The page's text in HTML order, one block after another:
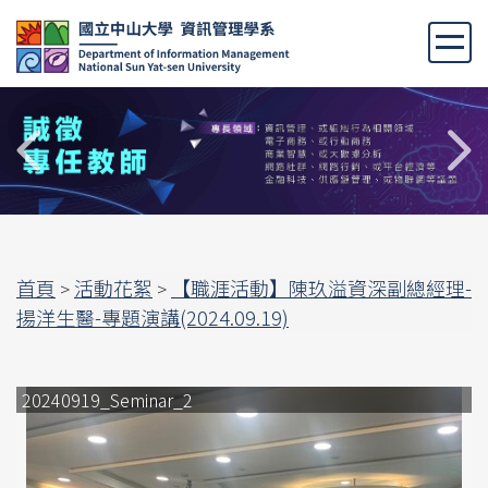
跳
到
主
要
內
容
區
首頁 > 活動花絮 >
【職涯活動】陳玖溢資深副總經理-
揚洋生醫-專題演講(2024.09.19)
20240919_Seminar_2